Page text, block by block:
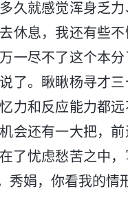
久就感觉浑身乏力
休息，我还有些
一尽不了这个本
了。瞅瞅杨寻才三
力和反应能力都
会还有一大把，
忧虑愁苦之中，
娟，你看我的情